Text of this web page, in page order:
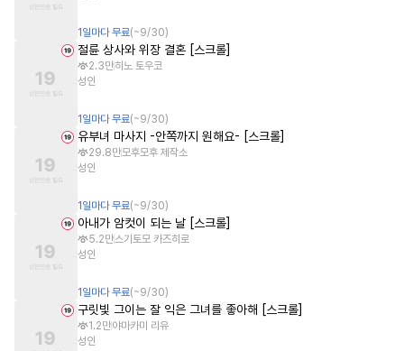
1 일마다 무료(~9/30)
절륜 상사와 위장 결혼 [스크롤]
2.3만히노 토우코
성인
1 일마다 무료(~9/30)
유부녀 마사지 -안쪽까지 원해요- [스크롤]
29.8만모후모후 제작소
성인
1 일마다 무료(~9/30)
아내가 암컷이 되는 날 [스크롤]
5.2만스기토모 카즈히로
성인
1 일마다 무료(~9/30)
구릿빛 그이는 잘 익은 그녀를 좋아해 [스크롤]
1.2만야마카미 리유
성인